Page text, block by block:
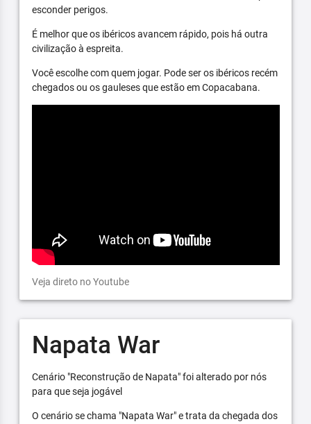
esconder perigos.
É melhor que os ibéricos avancem rápido, pois há outra
civilização à espreita.
Você escolhe com quem jogar. Pode ser os ibéricos recém
chegados ou os gauleses que estão em Copacabana.
Veja direto no Youtube
Napata War
Cenário "Reconstrução de Napata" foi alterado por nós
para que seja jogável
O cenário se chama "Napata War" e trata da chegada dos